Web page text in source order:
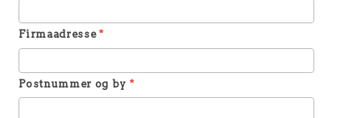
Firmaadresse *
Postnummer og by *